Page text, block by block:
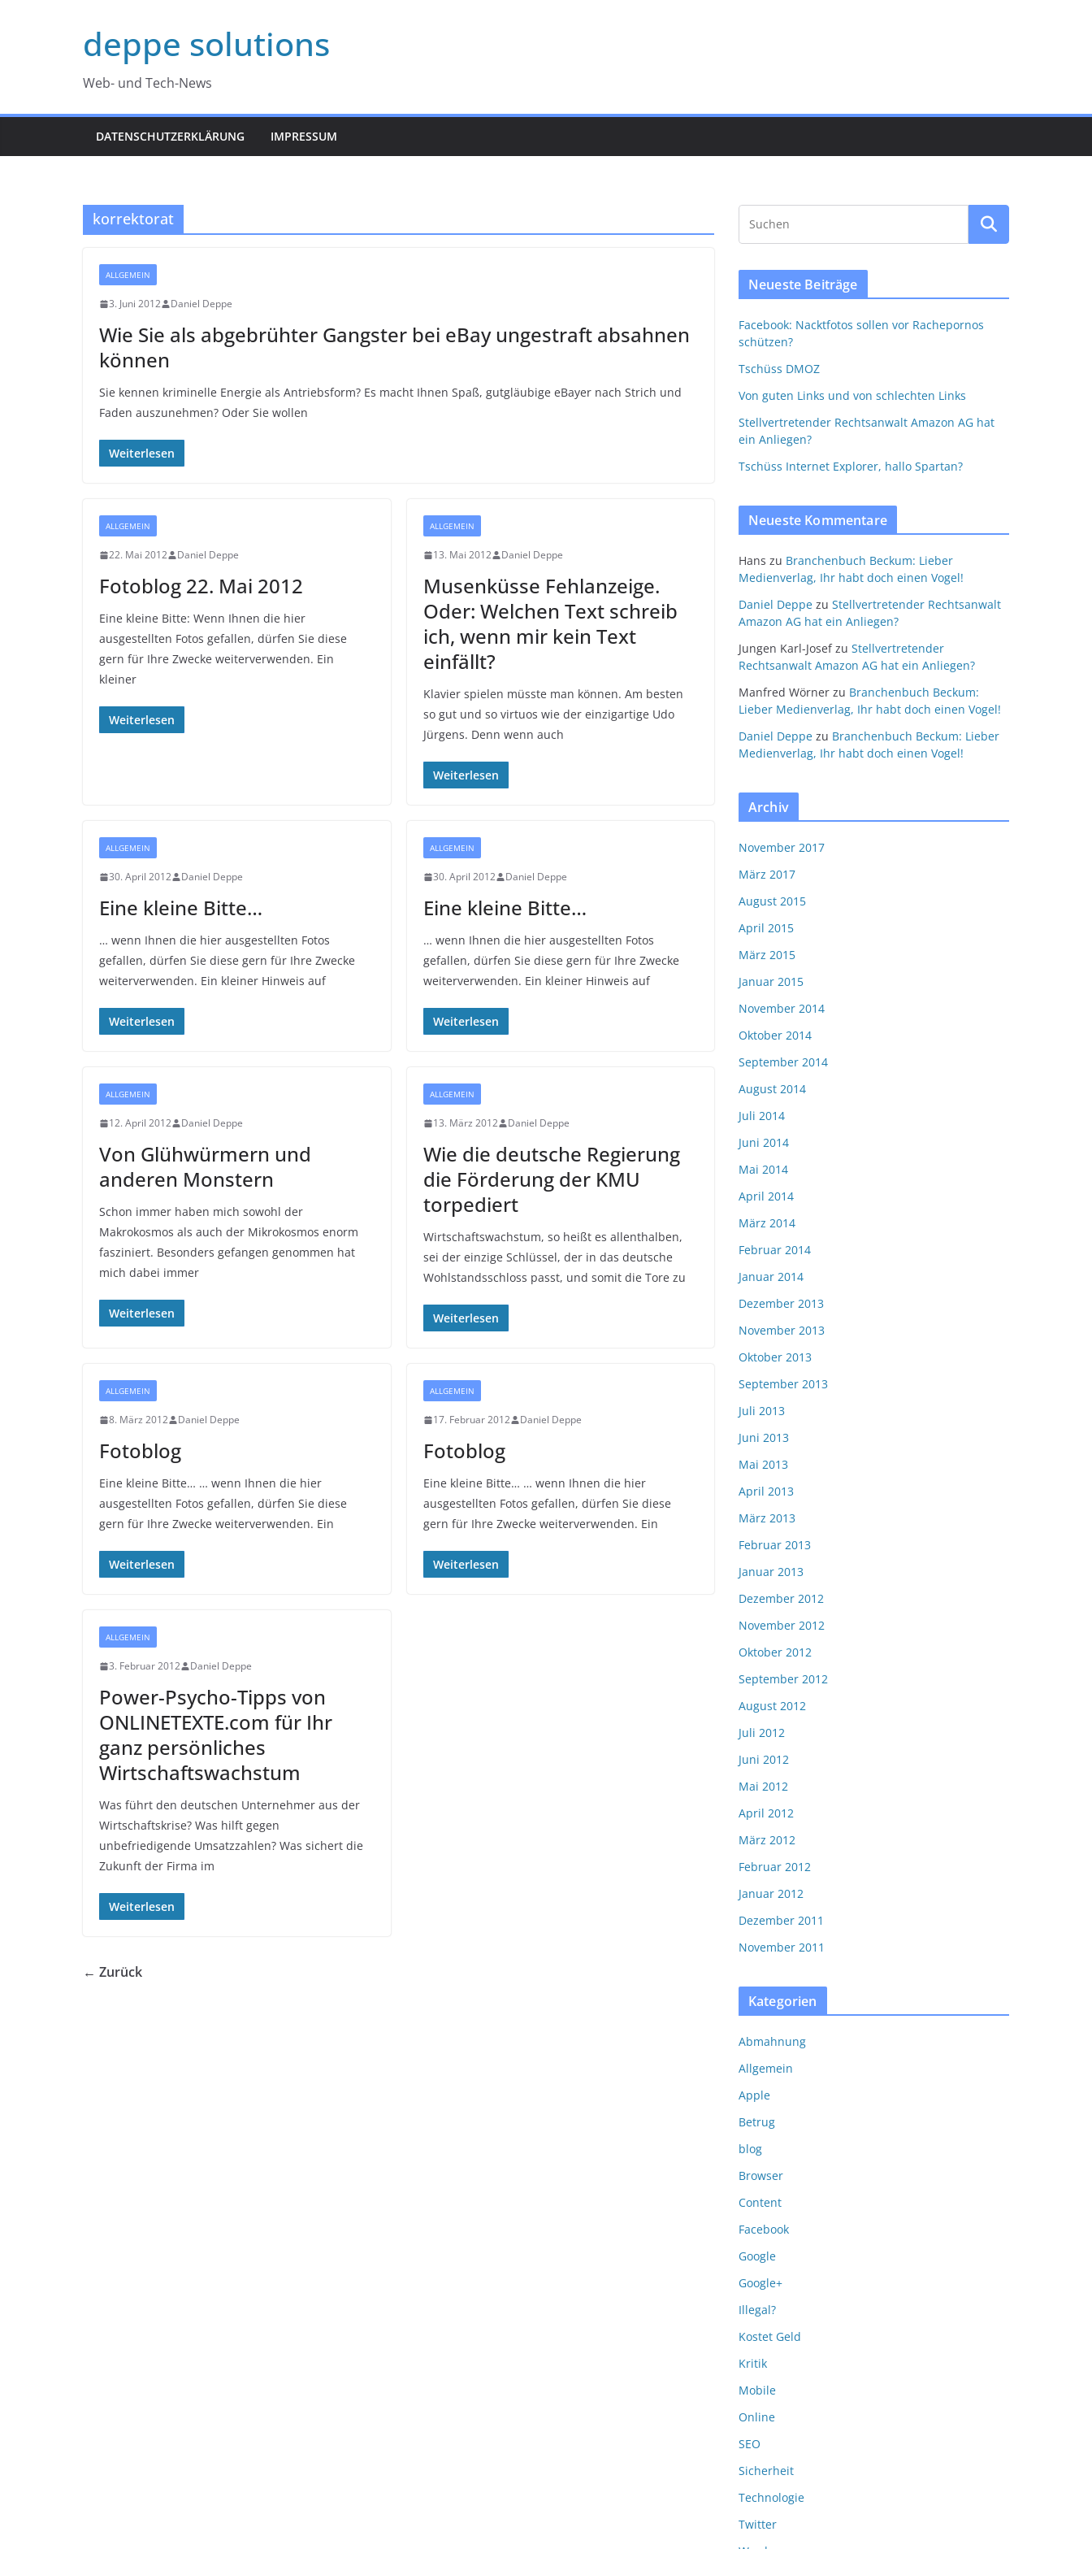
deppe solutions
Web- und Tech-News
DATENSCHUTZERKLÄRUNG IMPRESSUM
korrektorat
ALLGEMEIN
3. Juni 2012 Daniel Deppe
Wie Sie als abgebrühter Gangster bei eBay ungestraft absahnen
können
Sie kennen kriminelle Energie als Antriebsform? Es macht Ihnen Spaß, gutgläubige eBayer nach Strich und
Faden auszunehmen? Oder Sie wollen
Weiterlesen
ALLGEMEIN
22. Mai 2012 Daniel Deppe
Fotoblog 22. Mai 2012
Eine kleine Bitte: Wenn Ihnen die hier
ausgestellten Fotos gefallen, dürfen Sie diese
gern für Ihre Zwecke weiterverwenden. Ein
kleiner
Weiterlesen
ALLGEMEIN
13. Mai 2012 Daniel Deppe
Musenküsse Fehlanzeige.
Oder: Welchen Text schreib
ich, wenn mir kein Text
einfällt?
Klavier spielen müsste man können. Am besten
so gut und so virtuos wie der einzigartige Udo
Jürgens. Denn wenn auch
Weiterlesen
ALLGEMEIN
30. April 2012 Daniel Deppe
Eine kleine Bitte…
… wenn Ihnen die hier ausgestellten Fotos
gefallen, dürfen Sie diese gern für Ihre Zwecke
weiterverwenden. Ein kleiner Hinweis auf
Weiterlesen
ALLGEMEIN
30. April 2012 Daniel Deppe
Eine kleine Bitte…
… wenn Ihnen die hier ausgestellten Fotos
gefallen, dürfen Sie diese gern für Ihre Zwecke
weiterverwenden. Ein kleiner Hinweis auf
Weiterlesen
ALLGEMEIN
12. April 2012 Daniel Deppe
Von Glühwürmern und
anderen Monstern
Schon immer haben mich sowohl der
Makrokosmos als auch der Mikrokosmos enorm
fasziniert. Besonders gefangen genommen hat
mich dabei immer
Weiterlesen
ALLGEMEIN
13. März 2012 Daniel Deppe
Wie die deutsche Regierung
die Förderung der KMU
torpediert
Wirtschaftswachstum, so heißt es allenthalben,
sei der einzige Schlüssel, der in das deutsche
Wohlstandsschloss passt, und somit die Tore zu
Weiterlesen
ALLGEMEIN
8. März 2012 Daniel Deppe
Fotoblog
Eine kleine Bitte… … wenn Ihnen die hier
ausgestellten Fotos gefallen, dürfen Sie diese
gern für Ihre Zwecke weiterverwenden. Ein
Weiterlesen
ALLGEMEIN
17. Februar 2012 Daniel Deppe
Fotoblog
Eine kleine Bitte… … wenn Ihnen die hier
ausgestellten Fotos gefallen, dürfen Sie diese
gern für Ihre Zwecke weiterverwenden. Ein
Weiterlesen
ALLGEMEIN
3. Februar 2012 Daniel Deppe
Power-Psycho-Tipps von
ONLINETEXTE.com für Ihr
ganz persönliches
Wirtschaftswachstum
Was führt den deutschen Unternehmer aus der
Wirtschaftskrise? Was hilft gegen
unbefriedigende Umsatzzahlen? Was sichert die
Zukunft der Firma im
Weiterlesen
← Zurück
Neueste Beiträge
Facebook: Nacktfotos sollen vor Rachepornos
schützen?
Tschüss DMOZ
Von guten Links und von schlechten Links
Stellvertretender Rechtsanwalt Amazon AG hat
ein Anliegen?
Tschüss Internet Explorer, hallo Spartan?
Neueste Kommentare
Hans zu Branchenbuch Beckum: Lieber
Medienverlag, Ihr habt doch einen Vogel!
Daniel Deppe zu Stellvertretender Rechtsanwalt
Amazon AG hat ein Anliegen?
Jungen Karl-Josefzu Stellvertretender
Rechtsanwalt Amazon AG hat ein Anliegen?
Manfred Wörner zu Branchenbuch Beckum:
Lieber Medienverlag, Ihr habt doch einen Vogel!
Daniel Deppe zu Branchenbuch Beckum: Lieber
Medienverlag, Ihr habt doch einen Vogel!
Archiv
November 2017
März 2017
August 2015
April 2015
März 2015
Januar 2015
November 2014
Oktober 2014
September 2014
August 2014
Juli 2014
Juni 2014
Mai 2014
April 2014
März 2014
Februar 2014
Januar 2014
Dezember 2013
November 2013
Oktober 2013
September 2013
Juli 2013
Juni 2013
Mai 2013
April 2013
März 2013
Februar 2013
Januar 2013
Dezember 2012
November 2012
Oktober 2012
September 2012
August 2012
Juli 2012
Juni 2012
Mai 2012
April 2012
März 2012
Februar 2012
Januar 2012
Dezember 2011
November 2011
Kategorien
Abmahnung
Allgemein
Apple
Betrug
blog
Browser
Content
Facebook
Google
Google+
Illegal?
Kostet Geld
Kritik
Mobile
Online
SEO
Sicherheit
Technologie
Twitter